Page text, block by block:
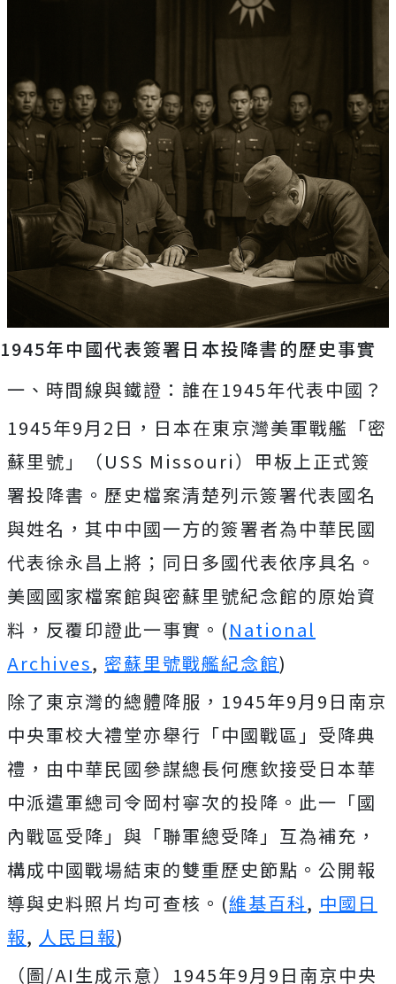
1945年中國代表簽署日本投降書的歷史事實
一、時間線與鐵證：誰在1945年代表中國？
1945年9月2日，日本在東京灣美軍戰艦「密
蘇里號」（USS Missouri）甲板上正式簽
署投降書。歷史檔案清楚列示簽署代表國名
與姓名，其中中國一方的簽署者為中華民國
代表徐永昌上將；同日多國代表依序具名。
美國國家檔案館與密蘇里號紀念館的原始資
料，反覆印證此一事實。(National
Archives, 密蘇里號戰艦紀念館)
除了東京灣的總體降服，1945年9月9日南京
中央軍校大禮堂亦舉行「中國戰區」受降典
禮，由中華民國參謀總長何應欽接受日本華
中派遣軍總司令岡村寧次的投降。此一「國
內戰區受降」與「聯軍總受降」互為補充，
構成中國戰場結束的雙重歷史節點。公開報
導與史料照片均可查核。(維基百科, 中國日
報, 人民日報)
（圖/AI生成示意） 1945年9月9日南京中央